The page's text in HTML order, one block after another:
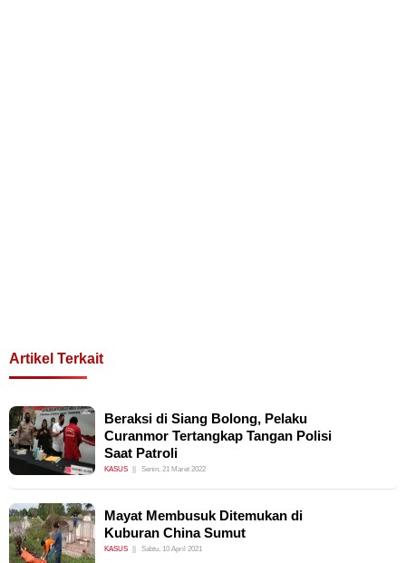
Artikel Terkait
Beraksi di Siang Bolong, Pelaku
Curanmor Tertangkap Tangan Polisi
Saat Patroli
KASUS Senin, 21 Maret 2022
Mayat Membusuk Ditemukan di
Kuburan China Sumut
KASUS Sabtu, 10 April 2021